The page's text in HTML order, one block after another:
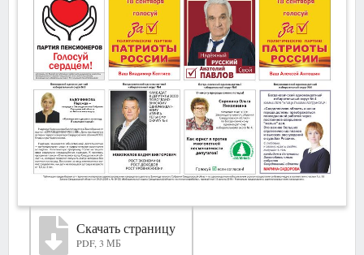
Скачать страницу
PDF, 3 МБ